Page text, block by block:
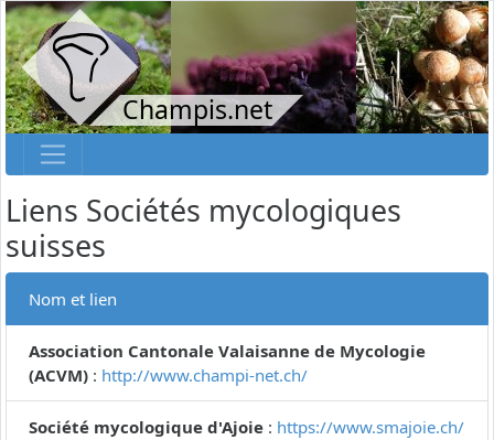
Champis.net
Liens Sociétés mycologiques
suisses
Nom et lien
Association Cantonale Valaisanne de Mycologie
(ACVM) : http://www.champi-net.ch/
Société mycologique d'Ajoie : https://www.smajoie.ch/